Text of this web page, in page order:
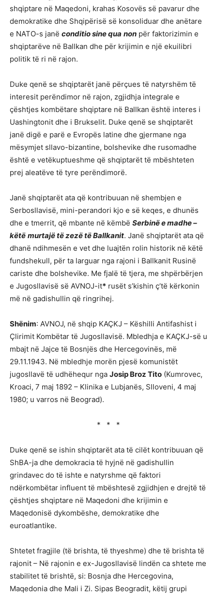
shqiptare në Maqedoni, krahas Kosovës së pavarur dhe
demokratike dhe Shqipërisë së konsoliduar dhe anëtare
e NATO-s janë conditio sine qua non për faktorizimin e
shqiptarëve në Ballkan dhe për krijimin e një ekuilibri
politik të ri në rajon.
Duke qenë se shqiptarët janë përçues të natyrshëm të
interesit perëndimor në rajon, zgjidhja integrale e
çështjes kombëtare shqiptare në Ballkan është interes i
Uashingtonit dhe i Brukselit. Duke qenë se shqiptarët
janë digë e parë e Evropës latine dhe gjermane nga
mësymjet sllavo-bizantine, bolshevike dhe rusomadhe
është e vetëkuptueshme që shqiptarët të mbështeten
prej aleatëve të tyre perëndimorë.
Janë shqiptarët ata që kontribuuan në shembjen e
Serbosllavisë, mini-perandori kjo e së keqes, e dhunës
dhe e tmerrit, që mbante në këmbë Serbinë e madhe –
këtë murtajë të zezë të Ballkanit. Janë shqiptarët ata që
dhanë ndihmesën e vet dhe luajtën rolin historik në këtë
fundshekull, për ta larguar nga rajoni i Ballkanit Rusinë
cariste dhe bolshevike. Me fjalë të tjera, me shpërbërjen
e Jugosllavisë së AVNOJ-it* rusët s’kishin ç’të kërkonin
më në gadishullin që ringrihej.
Shënim: AVNOJ, në shqip KAÇKJ – Këshilli Antifashist i
Çlirimit Kombëtar të Jugosllavisë. Mbledhja e KAÇKJ-së u
mbajt në Jajce të Bosnjës dhe Hercegovinës, më
29.11.1943. Në mbledhje morën pjesë komunistët
jugosllavë të udhëhequr nga Josip Broz Tito (Kumrovec,
Kroaci, 7 maj 1892 – Klinika e Lubjanës, Slloveni, 4 maj
1980; u varros në Beograd).
* * *
Duke qenë se ishin shqiptarët ata të cilët kontribuuan që
ShBA-ja dhe demokracia të hyjnë në gadishullin
grindavec do të ishte e natyrshme që faktori
ndërkombëtar influent të mbështesë zgjidhjen e drejtë të
çështjes shqiptare në Maqedoni dhe krijimin e
Maqedonisë dykombëshe, demokratike dhe
euroatlantike.
Shtetet fragjile (të brishta, të thyeshme) dhe të brishta të
rajonit – Në rajonin e ex-Jugosllavisë lindën ca shtete me
stabilitet të brishtë, si: Bosnja dhe Hercegovina,
Maqedonia dhe Mali i Zi. Sipas Beogradit, këtij grupi